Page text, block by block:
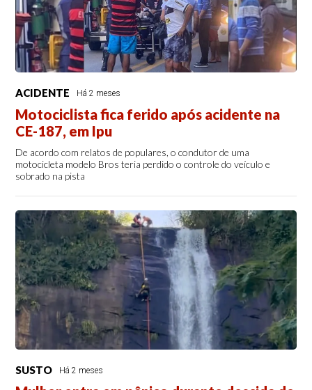
ACIDENTE Há 2 meses
Motociclista fica ferido após acidente na
CE-187, em Ipu
De acordo com relatos de populares, o condutor de uma
motocicleta modelo Bros teria perdido o controle do veículo e
sobrado na pista
SUSTO Há 2 meses